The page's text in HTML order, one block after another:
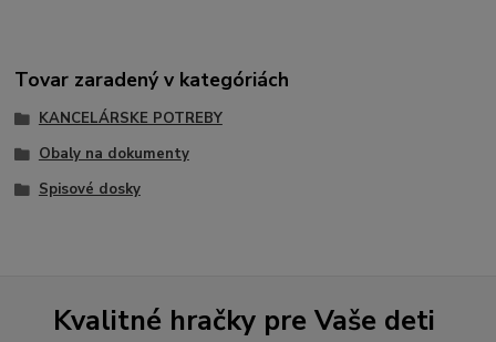
Tovar zaradený v kategóriách
KANCELÁRSKE POTREBY
Obaly na dokumenty
Spisové dosky
Kvalitné hračky pre Vaše deti